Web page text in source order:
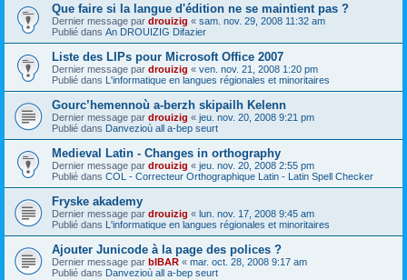
Que faire si la langue d'édition ne se maintient pas ?
Dernier message par drouizig « sam. nov. 29, 2008 11:32 am
Publié dans An DROUIZIG Difazier
Liste des LIPs pour Microsoft Office 2007
Dernier message par drouizig « ven. nov. 21, 2008 1:20 pm
Publié dans L'informatique en langues régionales et minoritaires
Gourc’hemennoù a-berzh skipailh Kelenn
Dernier message par drouizig « jeu. nov. 20, 2008 9:21 pm
Publié dans Danvezioù all a-bep seurt
Medieval Latin - Changes in orthography
Dernier message par drouizig « jeu. nov. 20, 2008 2:55 pm
Publié dans COL - Correcteur Orthographique Latin - Latin Spell Checker
Fryske akademy
Dernier message par drouizig « lun. nov. 17, 2008 9:45 am
Publié dans L'informatique en langues régionales et minoritaires
Ajouter Junicode à la page des polices ?
Dernier message par bIBAR « mar. oct. 28, 2008 9:17 am
Publié dans Danvezioù all a-bep seurt